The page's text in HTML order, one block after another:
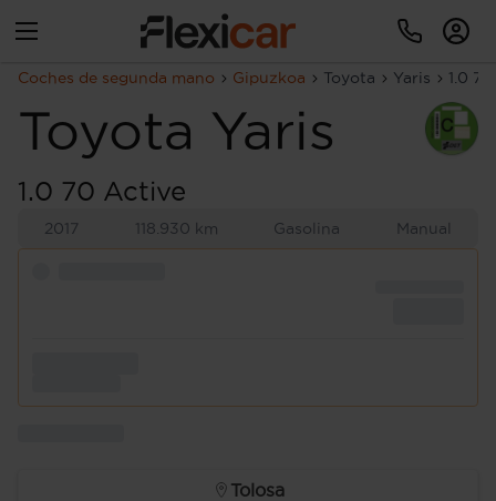
Coches de segunda mano Gipuzkoa Toyota Yaris 1.0
Toyota Yaris
1.0 70 Active
2017 118.930 km Gasolina Manual
Tolosa